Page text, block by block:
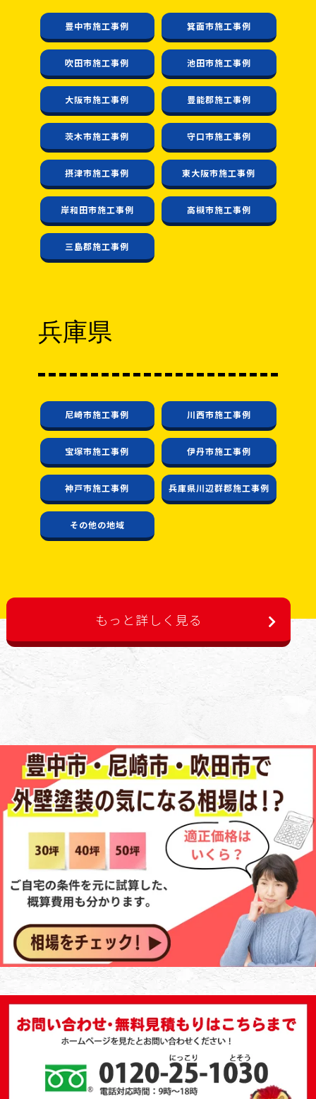
豊中市施工事例 箕面市施工事例
吹田市施工事例 池田市施工事例
大阪市施工事例 豊能郡施工事例
茨木市施工事例 守口市施工事例
摂津市施工事例 東大阪市施工事例
岸和田市施工事例 高槻市施工事例
三島郡施工事例
兵庫県
尼崎市施工事例 川西市施工事例
宝塚市施工事例 伊丹市施工事例
神戸市施工事例 兵庫県川辺群郡施工事例
その他の地域
もっと詳しく見る